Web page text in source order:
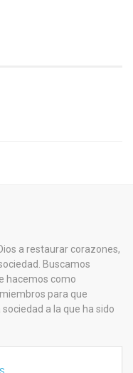
a restaurar corazones,
Buscamos
hacemos como
para que
a la que ha sido